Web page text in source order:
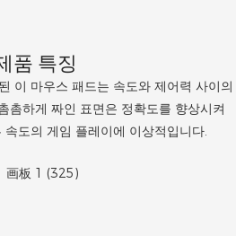
품 특징
이 마우스 패드는 속도와 제어력 사이의
촘하게 짜인 표면은 정확도를 향상시켜
도의 게임 플레이에 이상적입니다.